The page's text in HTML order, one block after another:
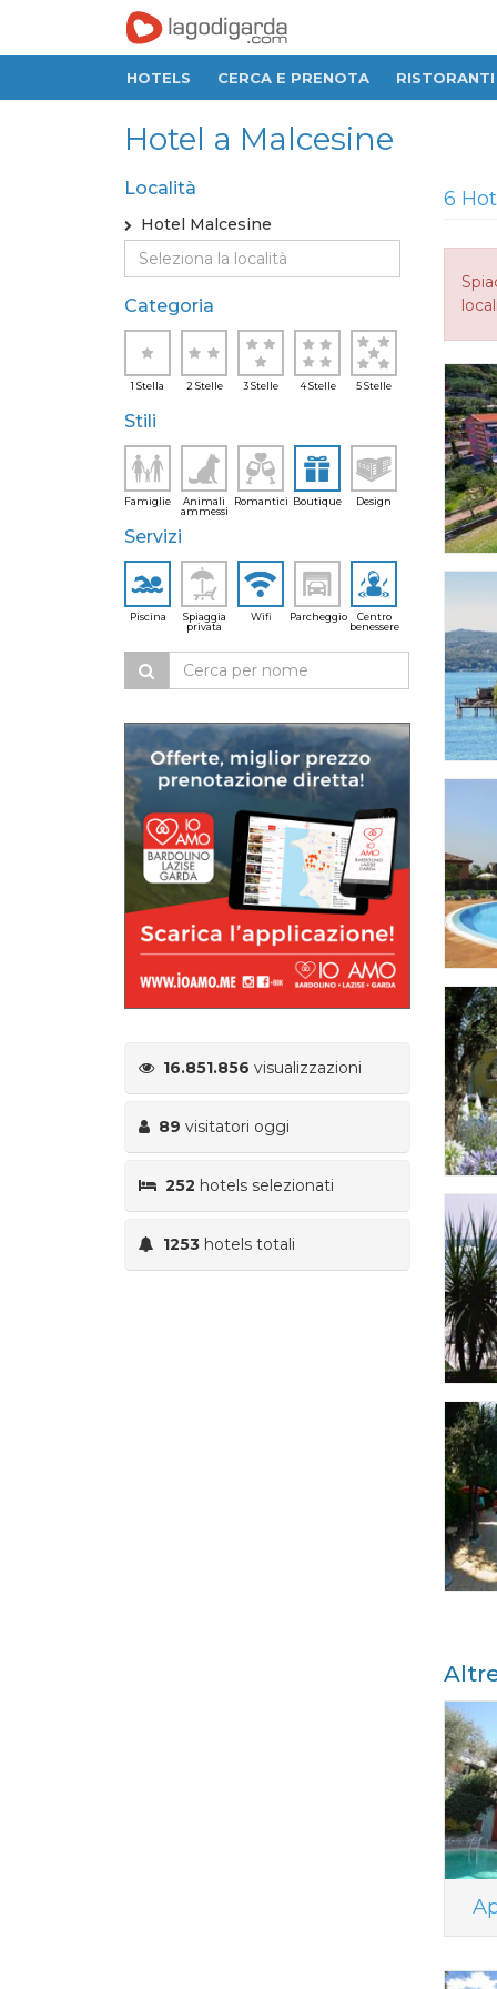
HOTELS CERCA E PRENOTA RISTORANTI
Hotel a Malcesine
Località
Hotel Malcesine
Categoria
1 Stella 2 Stelle 3 Stelle 4 Stelle 5 Stelle
Stili
Famiglie
Animali
ammessi
Romantici Boutique Design
Servizi
Piscina
Spiaggia
privata
Wifi Parcheggio
Centro
benessere
16.851.856 visualizzazioni
89 visitatori oggi
252 hotels selezionati
1253 hotels totali
6